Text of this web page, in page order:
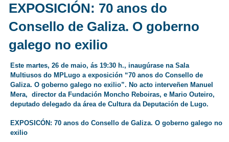
EXPOSICIÓN: 70 anos do
Consello de Galiza. O goberno
galego no exilio
Este martes, 26 de maio, ás 19:30 h., inaugúrase na Sala
Multiusos do MPLugo a exposición “70 anos do Consello de
Galiza. O goberno galego no exilio”. No acto interveñen Manuel
Mera, director da Fundación Moncho Reboiras, e Mario Outeiro,
deputado delegado da área de Cultura da Deputación de Lugo.
EXPOSICÓN: 70 anos do Consello de Galiza. O goberno galego no
exilio